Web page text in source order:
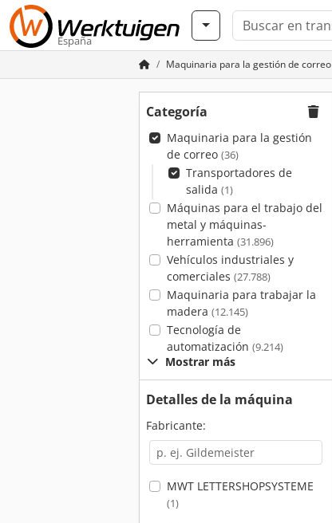
España
Maquinaria para la gestión de correo
Categoría
Maquinaria para la gestión
de correo (36)
Transportadores de
salida (1)
Máquinas para el trabajo del
metal y máquinas-
herramienta (31.896)
Vehículos industriales y
comerciales (27.788)
Maquinaria para trabajar la
madera (12.145)
Tecnología de
automatización (9.214)
Mostrar más
Detalles de la máquina
Fabricante:
MWT LETTERSHOPSYSTEME
(1)